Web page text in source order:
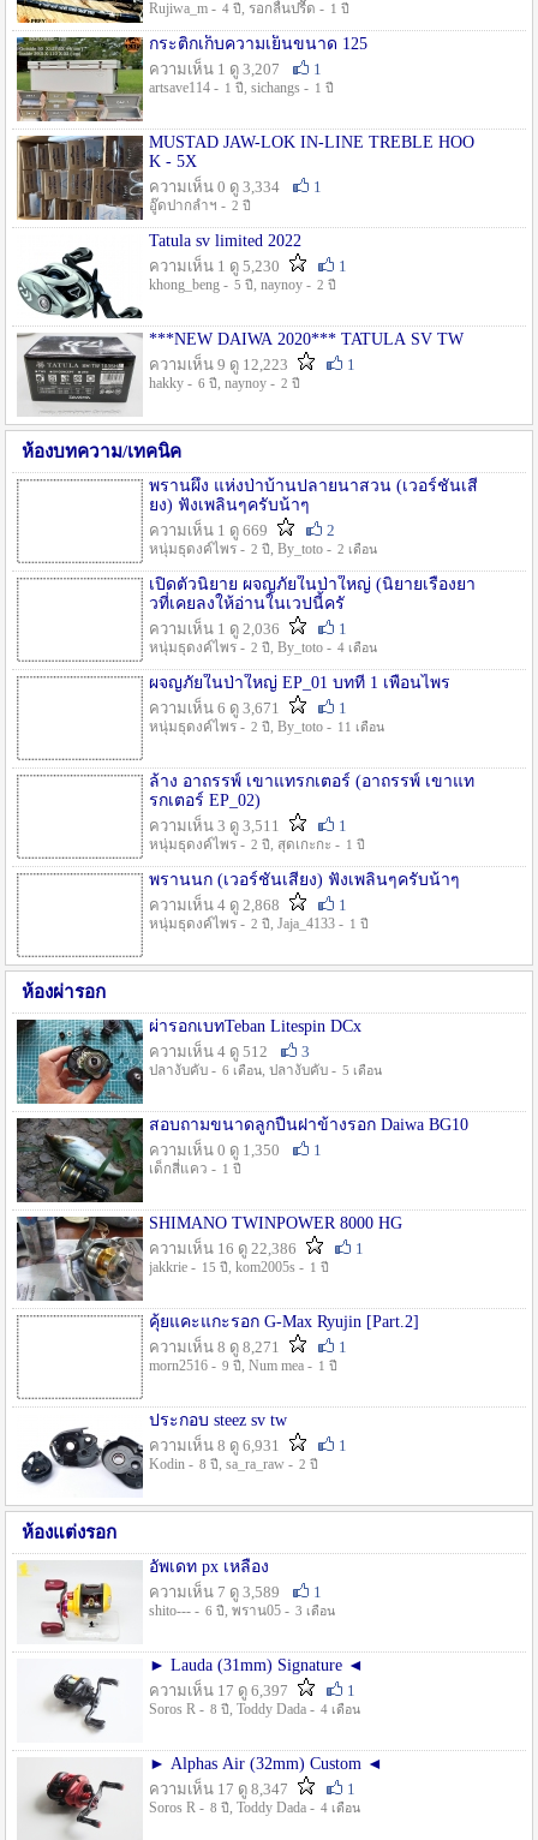
Rujiwa_m - 4 ปี , รอกลื่นปรื๊ด - 1 ปี
กระติกเก็บความเย็นขนาด 125
ความเห็น 1 ดู 3,207
1
artsave114 - 1 ปี , sichangs - 1 ปี
MUSTAD JAW-LOK IN-LINE TREBLE HOO
K - 5X
ความเห็น 0 ดู 3,334
1
อู๊ดปากลำฯ - 2 ปี
Tatula sv limited 2022
ความเห็น 1 ดู 5,230
1
khong_beng - 5 ปี , naynoy - 2 ปี
***NEW DAIWA 2020*** TATULA SV TW
ความเห็น 9 ดู 12,223
1
hakky - 6 ปี , naynoy - 2 ปี
ห้องบทความ/เทคนิค
พรานผึ้ง แห่งป่าบ้านปลายนาสวน (เวอร์ชั่นเสี
ยง) ฟังเพลินๆครับน้าๆ
ความเห็น 1 ดู 669
2
หนุ่มธุดงค์ไพร - 2 ปี , By_toto - 2 เดือน
เปิดตัวนิยาย ผจญภัยในป่าใหญ่ (นิยายเรื่องยา
วที่เคยลงให้อ่านในเวปนี้ครั
ความเห็น 1 ดู 2,036
1
หนุ่มธุดงค์ไพร - 2 ปี , By_toto - 4 เดือน
ผจญภัยในป่าใหญ่ EP_01 บทที่ 1 เพื่อนไพร
ความเห็น 6 ดู 3,671
1
หนุ่มธุดงค์ไพร - 2 ปี , By_toto - 11 เดือน
ล้าง อาถรรพ์ เขาแทรกเตอร์ (อาถรรพ์ เขาแท
รกเตอร์ EP_02)
ความเห็น 3 ดู 3,511
1
หนุ่มธุดงค์ไพร - 2 ปี , สุดเกะกะ - 1 ปี
พรานนก (เวอร์ชั่นเสียง) ฟังเพลินๆครับน้าๆ
ความเห็น 4 ดู 2,868
1
หนุ่มธุดงค์ไพร - 2 ปี , Jaja_4133 - 1 ปี
ห้องผ่ารอก
ผ่ารอกเบทTeban Litespin DCx
ความเห็น 4 ดู 512
3
ปลางับคับ - 6 เดือน, ปลางับคับ - 5 เดือน
สอบถามขนาดลูกปืนฝาข้างรอก Daiwa BG10
ความเห็น 0 ดู 1,350
1
เด็กสี่แคว - 1 ปี
SHIMANO TWINPOWER 8000 HG
ความเห็น 16 ดู 22,386
1
jakkrie - 15 ปี , kom2005s - 1 ปี
คุ้ยแคะแกะรอก G-Max Ryujin [Part.2]
ความเห็น 8 ดู 8,271
1
morn2516 - 9 ปี , Num mea - 1 ปี
ประกอบ steez sv tw
ความเห็น 8 ดู 6,931
1
Kodin - 8 ปี , sa_ra_raw - 2 ปี
ห้องแต่งรอก
อัพเดท px เหลือง
ความเห็น 7 ดู 3,589
1
shito--- - 6 ปี , พราน05 - 3 เดือน
► Lauda (31mm) Signature ◄
ความเห็น 17 ดู 6,397
1
Soros R - 8 ปี , Toddy Dada - 4 เดือน
► Alphas Air (32mm) Custom ◄
ความเห็น 17 ดู 8,347
1
Soros R - 8 ปี , Toddy Dada - 4 เดือน